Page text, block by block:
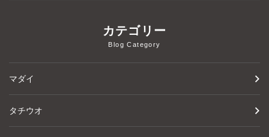
カテゴリー
Blog Category
マダイ
タチウオ